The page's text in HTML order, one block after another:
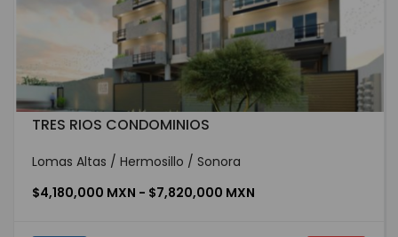
TRES RIOS CONDOMINIOS
Lomas Altas / Hermosillo / Sonora
$4,180,000 MXN - $7,820,000 MXN